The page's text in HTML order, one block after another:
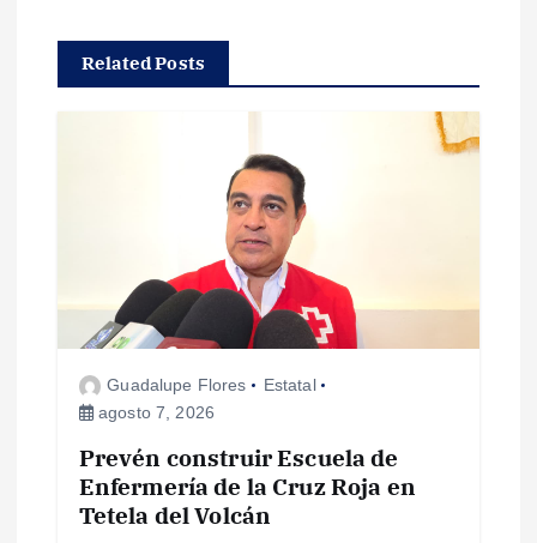
a
c
d
Related Posts
Guadalupe Flores
Estatal
agosto 7, 2026
Prevén construir Escuela de
Enfermería de la Cruz Roja en
Tetela del Volcán